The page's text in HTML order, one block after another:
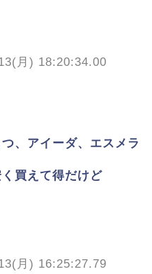
月) 18:20:34.00
、アイーダ、エスメラ
買えて得だけど
月) 16:25:27.79